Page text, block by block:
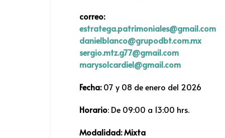
correo:
estratega.patrimoniales@gmail.com
danielblanco@grupodbt.com.mx
sergio.mtz.g77@gmail.com
marysolcardiel@gmail.com
Fecha:07 y 08 de enero del 2026
Horario: De 09:00 a 13:00 hrs.
Modalidad: Mixta